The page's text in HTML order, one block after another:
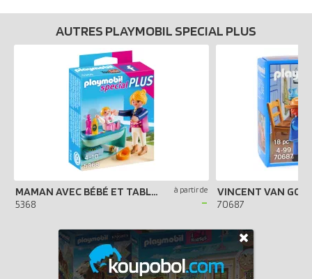
AUTRES PLAYMOBIL SPECIAL PLUS
MAMAN AVEC BÉBÉ ET TABLE À LANGER
5368
à partir de
- 70687